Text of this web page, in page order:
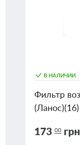
В НАЛИЧИИ
Фильтр
(Ланос)(16)
173 00 грн